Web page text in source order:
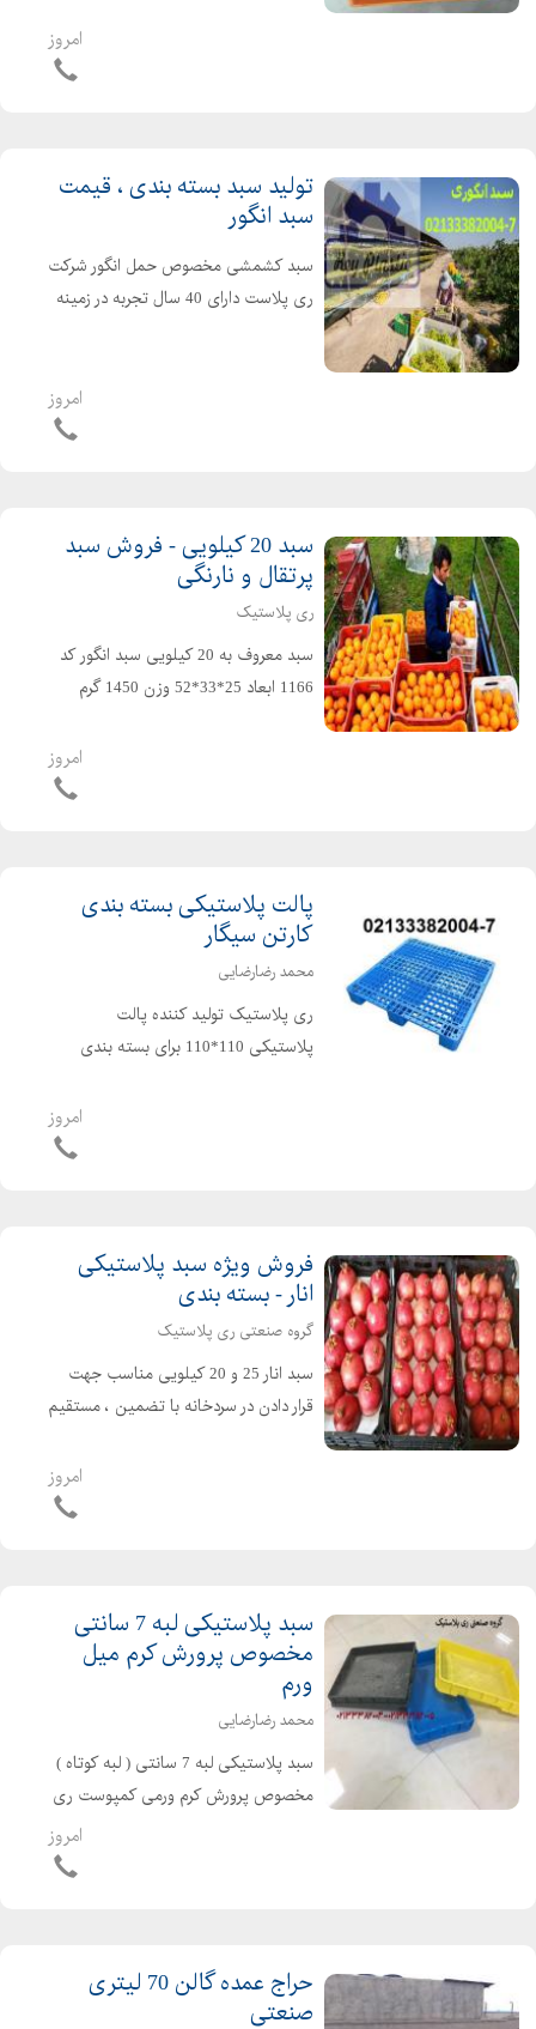
و تک فروشی مواد تولیدی پلی اتیلنامروز
تولید سبد بسته بندی ، قیمت
سبد انگور
سبد کشمشی مخصوص حمل انگور شرکت
ری پلاست دارای 40 سال تجربه در زمینه
انواع سبد صنعتی انواع سبد میوه قفسامروز
سبد 20 کیلویی - فروش سبد
پرتقال و نارنگی
ری پلاستیک
سبد معروف به 20 کیلویی سبد انگور کد
1166 ابعاد 25*33*52 وزن 1450 گرم
مرکبات،سبد ماست دبه ای،سبد خرما،امروز
پالت پلاستیکی بسته بندی
کارتن سیگار
محمد رضارضایی
ری پلاستیک تولید کننده پالت
پلاستیکی 110*110 برای بسته بندی
- ۰۲۱۳۳۳۸۲۰۰۵ - ۰۲۱۳۳۳۸۲۰۰۴ -امروز
فروش ویژه سبد پلاستیکی
انار - بسته بندی
گروه صنعتی ری پلاستیک
سبد انار 25 و 20 کیلویی مناسب جهت
قرار دادن در سردخانه با تضمین ، مستقیم
کنید گروه صنعتی ری پلاستیک: ۰۲۱۳۳۳۸۲۰۰۶
امروز
سبد پلاستیکی لبه 7 سانتی
مخصوص پرورش کرم میل
ورم
محمد رضارضایی
سبد پلاستیکی لبه 7 سانتی ( لبه کوتاه )
مخصوص پرورش کرم ورمی کمپوست ری
پلاستیک تنها تولید کننده سبدهای لبه
کوتاه 7 سانتی مخصوص پرورش کرم میل
امروز
حراج عمده گالن 70 لیتری
صنعتی